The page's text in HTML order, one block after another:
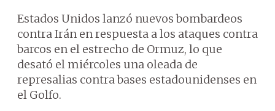
Estados Unidos lanzó nuevos bombardeos
contra Irán en respuesta a los ataques contra
barcos en el estrecho de Ormuz, lo que
desató el miércoles una oleada de
represalias contra bases estadounidenses en
el Golfo.